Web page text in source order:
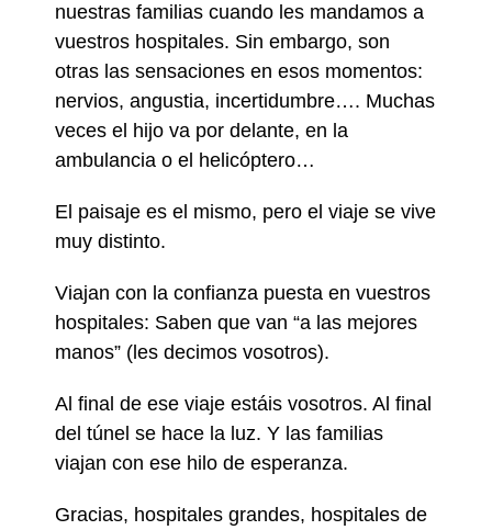
nuestras familias cuando les mandamos a
vuestros hospitales. Sin embargo, son
otras las sensaciones en esos momentos:
nervios, angustia, incertidumbre…. Muchas
veces el hijo va por delante, en la
ambulancia o el helicóptero…
El paisaje es el mismo, pero el viaje se vive
muy distinto.
Viajan con la confianza puesta en vuestros
hospitales: Saben que van “a las mejores
manos” (les decimos vosotros).
Al final de ese viaje estáis vosotros. Al final
del túnel se hace la luz. Y las familias
viajan con ese hilo de esperanza.
Gracias, hospitales grandes, hospitales de